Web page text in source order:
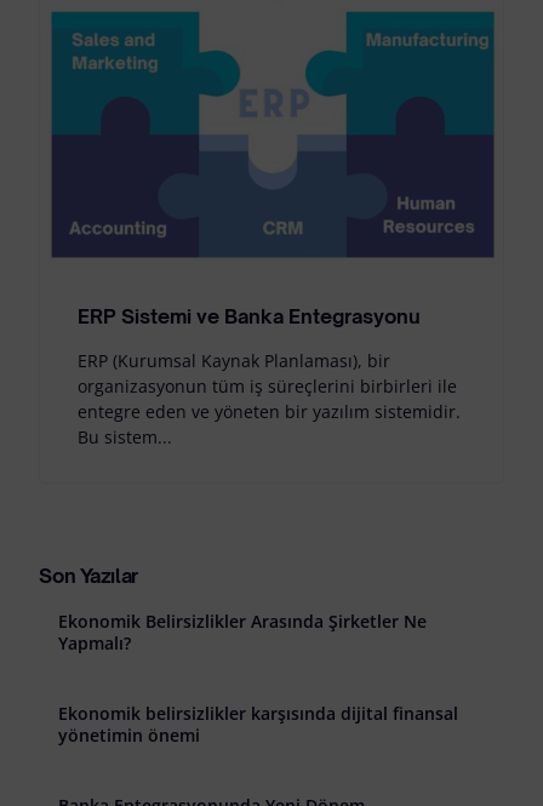
ERP Sistemi ve Banka Entegrasyonu
ERP (Kurumsal Kaynak Planlaması), bir
organizasyonun tüm iş süreçlerini birbirleri ile
entegre eden ve yöneten bir yazılım sistemidir.
Bu sistem...
Son Yazılar
Ekonomik Belirsizlikler Arasında Şirketler Ne
Yapmalı?
Ekonomik belirsizlikler karşısında dijital finansal
yönetimin önemi